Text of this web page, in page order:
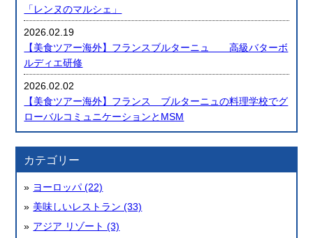
「レンヌのマルシェ」
2026.02.19
【美食ツアー海外】フランスブルターニュ 高級バターボ
ルディエ研修
2026.02.02
【美食ツアー海外】フランス ブルターニュの料理学校でグ
ローバルコミュニケーションとMSM
カテゴリー
ヨーロッパ (22)
美味しいレストラン (33)
アジア リゾート (3)